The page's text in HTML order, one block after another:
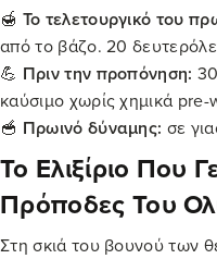
🍯 Το τελετουργικό του
από το βάζο. 20
💪 Πριν την προπόνηση:
καύσιμο χωρίς χημικά
🥣 Πρωινό δύναμης: σε
Το Ελιξίριο Που
Πρόποδες Του
Στη σκιά του βουνού των